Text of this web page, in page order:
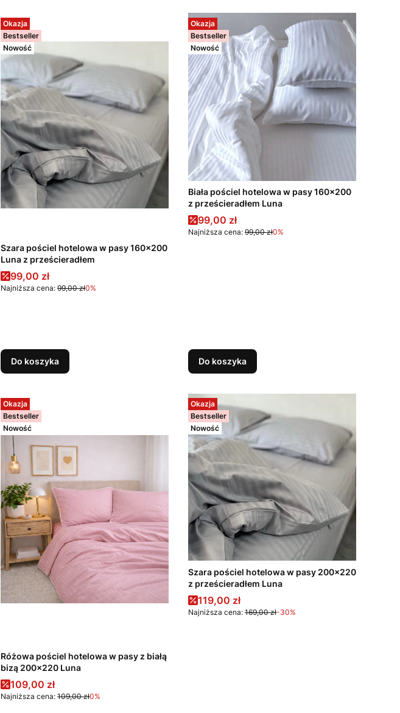
Okazja
Bestseller
Nowość
Szara pościel hotelowa w pasy 160x200
Luna z prześcieradłem
Cena promocyjna
99,00 zł
Najniższa cena: 99,00 zł0%
Do koszyka
Okazja
Bestseller
Nowość
Biała pościel hotelowa w pasy 160x200
z prześcieradłem Luna
Cena promocyjna
99,00 zł
Najniższa cena: 99,00 zł0%
Do koszyka
Okazja
Bestseller
Nowość
Różowa pościel hotelowa w pasy z białą
bizą 200x220 Luna
Cena promocyjna
109,00 zł
Najniższa cena: 109,00 zł0%
Okazja
Bestseller
Nowość
Szara pościel hotelowa w pasy 200x220
z prześcieradłem Luna
Cena promocyjna
119,00 zł
Najniższa cena: 169,00 zł-30%